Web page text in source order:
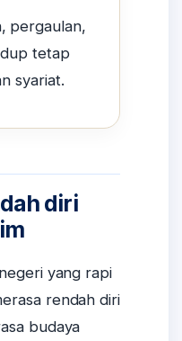
pergaulan,
tetap
syariat.
diri
yang rapi
rendah diri
budaya